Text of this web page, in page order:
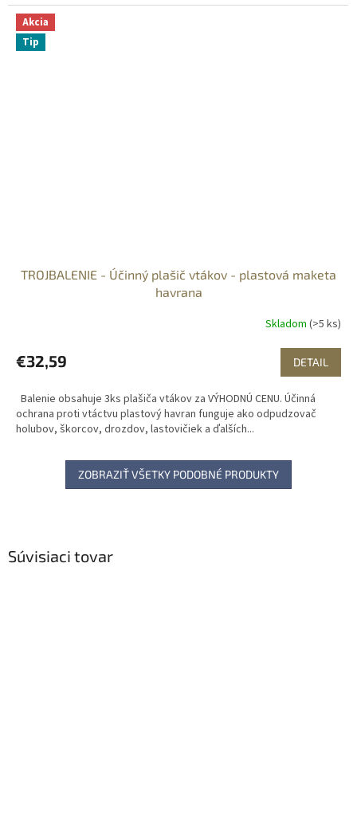
Súvisiaci tovar
Akcia
Tip
TROJBALENIE - Účinný plašič vtákov - plastová maketa
havrana
Skladom (>5 ks)
€32,59 DETAIL
Balenie obsahuje 3ks plašiča vtákov za VÝHODNÚ CENU. Účinná
ochrana proti vtáctvu plastový havran funguje ako odpudzovač
holubov, škorcov, drozdov, lastovičiek a ďalších...
ZOBRAZIŤ VŠETKY PODOBNÉ PRODUKTY